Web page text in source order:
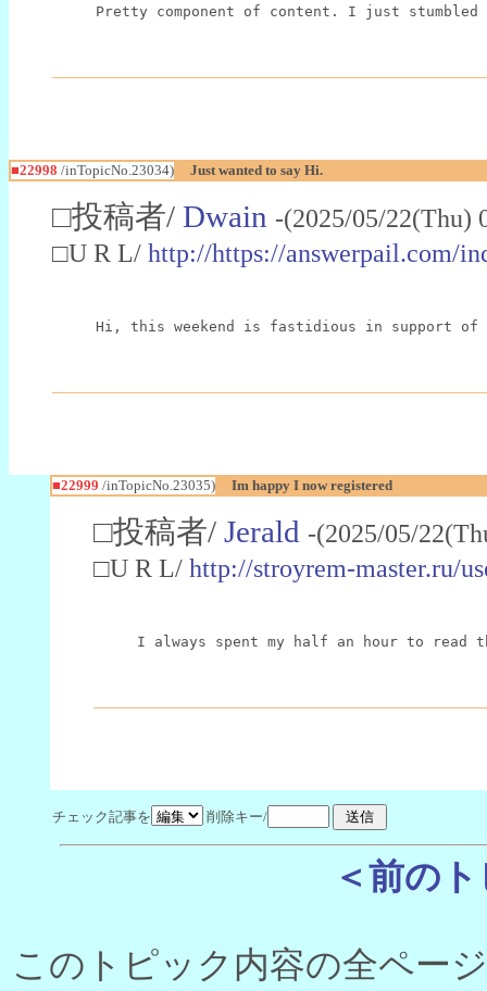
Pretty component of content. I just
■22998 /inTopicNo.23034) Just wanted to say Hi.
□投稿者/ Dwain -(2025/05/
□U R L/ http://https://answerpail.com/
Hi, this weekend is fastidious in support of
■22999 /inTopicNo.23035) Im happy I now registered
□投稿者/ Jerald -(2025/05/
□U R L/ http://stroyrem-master.ru/
I always spent my half an hour to
チェック記事を 削除キー/
＜前の
このトピック内容の全ペー